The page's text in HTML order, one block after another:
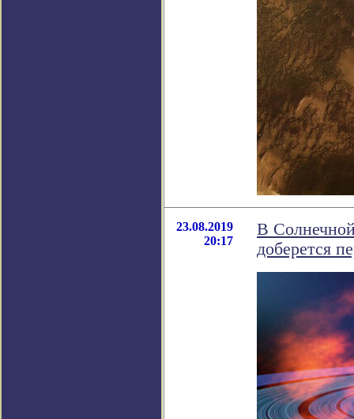
23.08.2019
20:17
В
доберется